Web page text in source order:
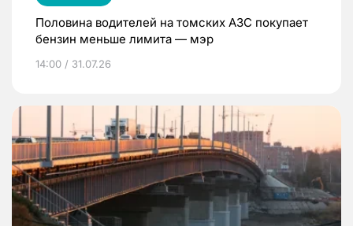
Половина водителей на томских АЗС покупает
бензин меньше лимита — мэр
14:00 / 31.07.26